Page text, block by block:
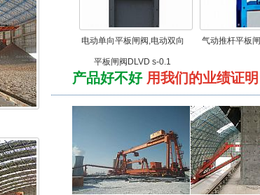
电动单向平板闸阀,电动双向
平板闸阀DLVD s-0.1
气动推杆平板
产品好不好 用我们的业绩证明